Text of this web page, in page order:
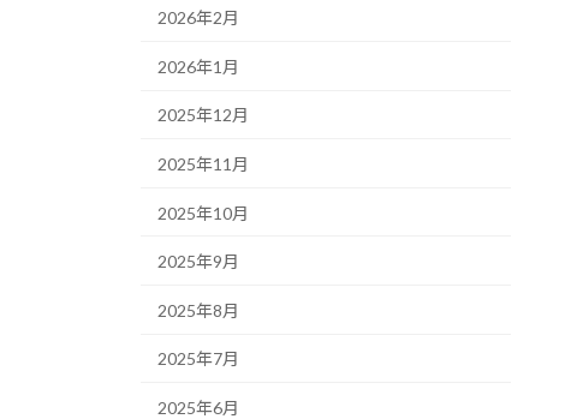
2026年2月
2026年1月
2025年12月
2025年11月
2025年10月
2025年9月
2025年8月
2025年7月
2025年6月